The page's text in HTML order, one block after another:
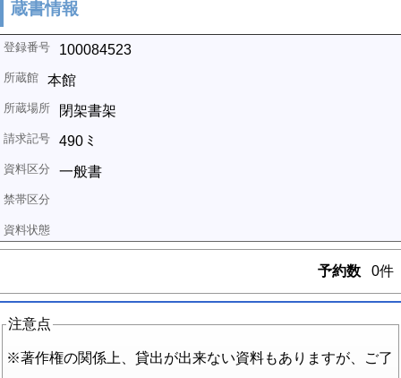
蔵書情報
100084523
本館
閉架書架
490 ﾐ
一般書
予約数 0件
注意点
※著作権の関係上、貸出が出来ない資料もありますが、ご了